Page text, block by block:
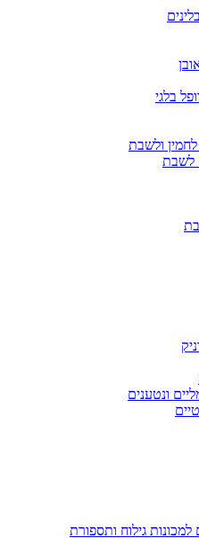
בלגי
לחמין ולשבת
לשבת
ונטענים
גילוח ותספורת